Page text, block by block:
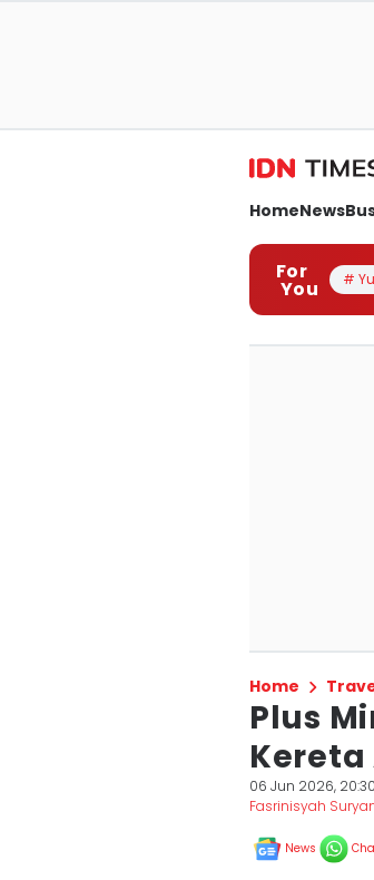
HomeNews
For
You #
Home
Plus
Kereta
06 Jun 2026,
Fasrinisyah
News